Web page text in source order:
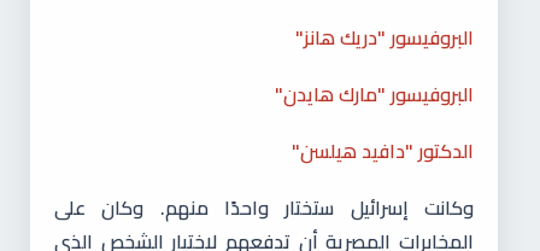
البروفيسور "دريك هانز"
البروفيسور "مارك هايدن"
الدكتور "دافيد هيلسن"
وكانت إسرائيل ستختار واحدًا منهم. وكان على
المخابرات المصرية أن تدفعهم لاختيار الشخص الذي